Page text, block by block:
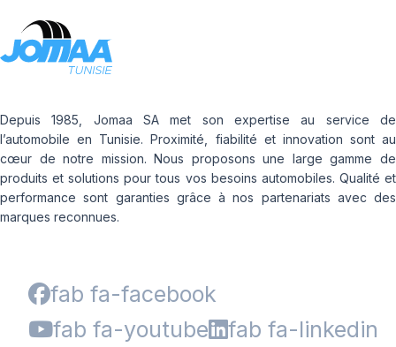
Depuis 1985, Jomaa SA met son expertise au service de
l’automobile en Tunisie. Proximité, fiabilité et innovation sont au
cœur de notre mission. Nous proposons une large gamme de
produits et solutions pour tous vos besoins automobiles. Qualité et
performance sont garanties grâce à nos partenariats avec des
marques reconnues.
fab fa-facebook
fab fa-youtube
fab fa-linkedin